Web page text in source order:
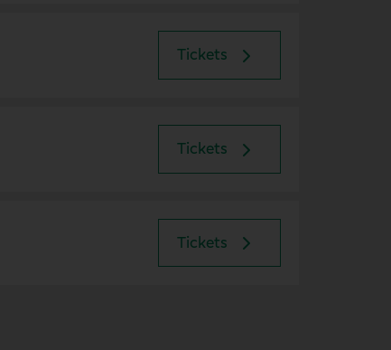
Tickets
Tickets
Tickets